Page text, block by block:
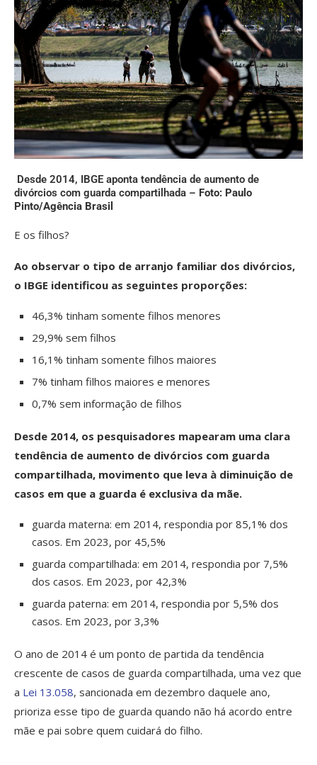
Desde 2014, IBGE aponta tendência de aumento de
divórcios com guarda compartilhada – Foto: Paulo
Pinto/Agência Brasil
E os filhos?
Ao observar o tipo de arranjo familiar dos divórcios,
o IBGE identificou as seguintes proporções:
46,3% tinham somente filhos menores
29,9% sem filhos
16,1% tinham somente filhos maiores
7% tinham filhos maiores e menores
0,7% sem informação de filhos
Desde 2014, os pesquisadores mapearam uma clara
tendência de aumento de divórcios com guarda
compartilhada, movimento que leva à diminuição de
casos em que a guarda é exclusiva da mãe.
guarda materna: em 2014, respondia por 85,1% dos
casos. Em 2023, por 45,5%
guarda compartilhada: em 2014, respondia por 7,5%
dos casos. Em 2023, por 42,3%
guarda paterna: em 2014, respondia por 5,5% dos
casos. Em 2023, por 3,3%
O ano de 2014 é um ponto de partida da tendência
crescente de casos de guarda compartilhada, uma vez que
a Lei 13.058, sancionada em dezembro daquele ano,
prioriza esse tipo de guarda quando não há acordo entre
mãe e pai sobre quem cuidará do filho.